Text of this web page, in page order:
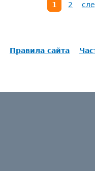
1 2
Правила сайта